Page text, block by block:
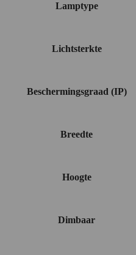
Lamptype
Lichtsterkte
Beschermingsgraad (IP)
Breedte
Hoogte
Dimbaar